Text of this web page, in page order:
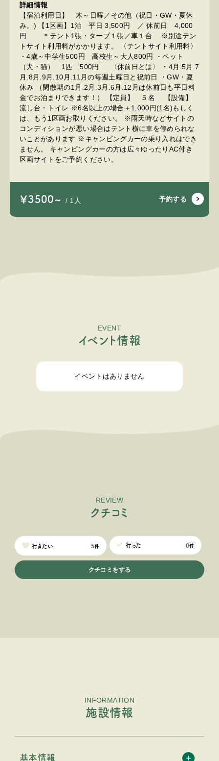
詳細情報
【宿泊利用日】 木～日曜／その他（祝日・GW・夏休
み。) 【1区画】1泊 平日 3,500円 ／ 休前日 4,000
円 ＊テント1張・タープ１張／車１台 ※別途テン
トサイト利用料がかかります。 〈テントサイト利用料〉
・4歳～中学生500円 高校生～大人800円 ・ペット
（犬・猫） 1匹 500円 〈休前日とは〉 ・4月.5月.7
月.8月.9月.10月.11月の毎週土曜日と祝前日 ・GW・夏
休み （閑散期の1月.2月.3月.6月.12月は休前日も平日料
金でお泊まりできます！） 【定員】 ５名 【設備】
流し台・トイレ ※6名以上の場合＋1,000円(1名)もしく
は、もう1区画お取りください。 ※雨天時などサイトの
コンディションが悪い場合はテント横に車を停められな
いことがあります ※キャンピングカーの乗り入れはでき
ません。 キャンピングカーの方は広々ゆったりAC付き
区画サイトをご予約ください。
￥3500~ / 1人 予約する
EVENT
イベン ト情報
イベントはありません
REVIEW
ク チ コ ミ
行きたい 5件 行った 0件
クチコミをする
INFORMATION
施設情報
基本情報